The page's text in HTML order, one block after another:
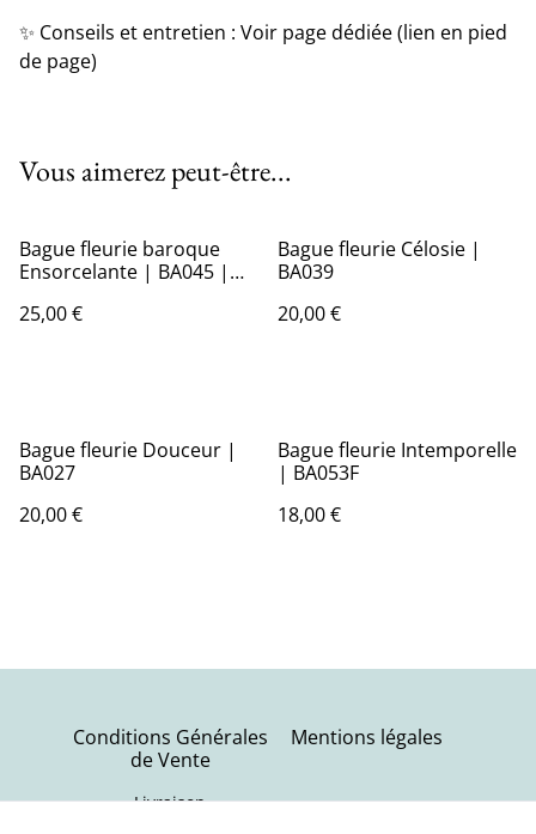
✨ Conseils et entretien : Voir page dédiée (lien en pied
de page)
Vous aimerez peut-être...
Bague fleurie baroque
Ensorcelante | BA045 |
25,00 €
Bague fleurie Célosie |
BA039
20,00 €
Bague fleurie Douceur |
BA027
20,00 €
Bague fleurie Intemporelle
| BA053F
18,00 €
Conditions Générales
de Vente
Livraison
Mentions légales